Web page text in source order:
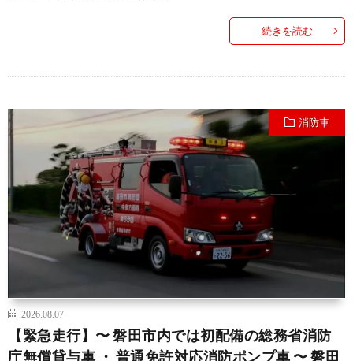
続きを読む
消防車
2026.08.07
【緊急走行】〜 磐田市内では初配備の総務省消防
庁無償貸与車 ・ 普通免許対応消防ポンプ車 〜 磐田